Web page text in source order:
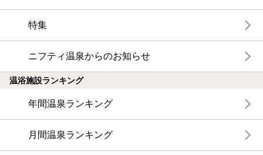
特集
ニフティ温泉からのお知らせ
温浴施設ランキング
年間温泉ランキング
月間温泉ランキング